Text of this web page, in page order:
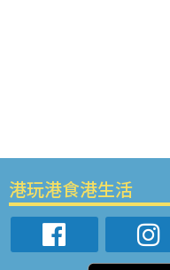
港玩港食港生活